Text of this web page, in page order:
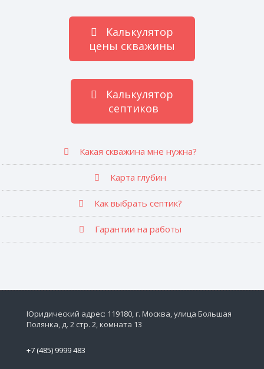
Калькулятор
цены скважины
Калькулятор
септиков
Какая скважина мне нужна?
Карта глубин
Как выбрать септик?
Гарантии на работы
Юридический адрес: 119180, г. Москва, улица Большая
Полянка, д. 2 стр. 2, комната 13
+7 (485) 9999 483